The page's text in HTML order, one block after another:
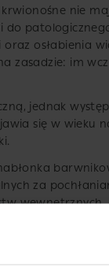
nie
do
osłabienia
zasadzie: im
jednak
się w wieku
za
wewnętrznych.